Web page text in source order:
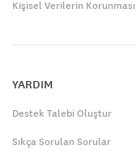
Kişisel Verilerin Korunması
YARDIM
Destek Talebi Oluştur
Sıkça Sorulan Sorular